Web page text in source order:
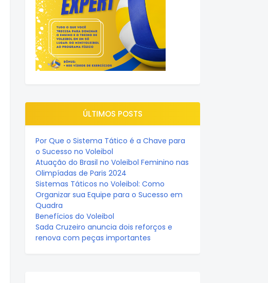
ÚLTIMOS POSTS
Por Que o Sistema Tático é a Chave para
o Sucesso no Voleibol
Atuação do Brasil no Voleibol Feminino nas
Olimpíadas de Paris 2024
Sistemas Táticos no Voleibol: Como
Organizar sua Equipe para o Sucesso em
Quadra
Benefícios do Voleibol
Sada Cruzeiro anuncia dois reforços e
renova com peças importantes